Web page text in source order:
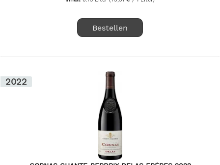
Bestellen
2022